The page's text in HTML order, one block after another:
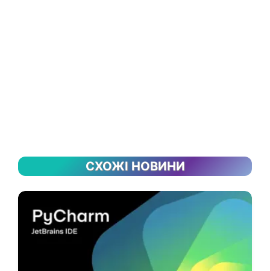
СХОЖІ НОВИНИ